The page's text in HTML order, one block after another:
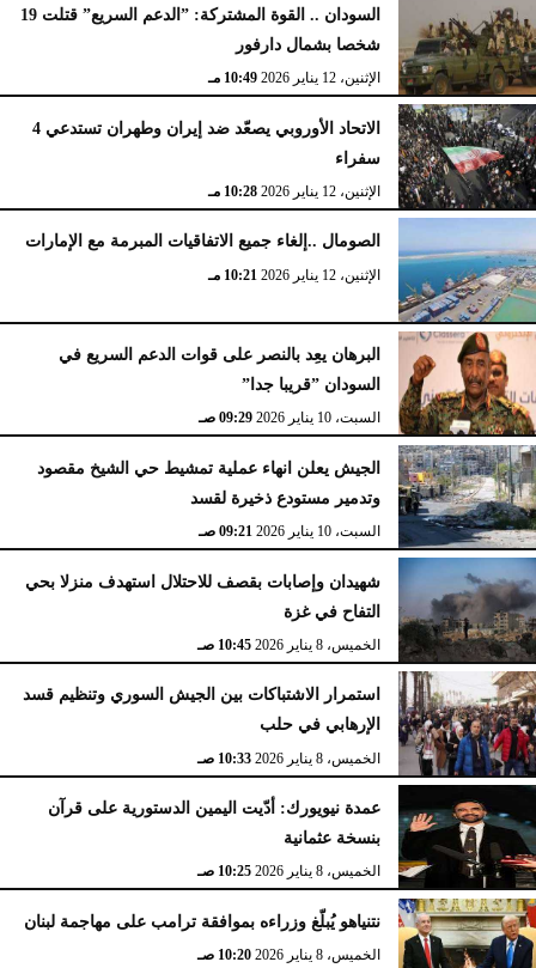
السودان .. القوة المشتركة: ”الدعم السريع” قتلت 19
شخصا بشمال دارفور
الإثنين، 12 يناير 2026 10:49 مـ
الاتحاد الأوروبي يصعّد ضد إيران وطهران تستدعي 4
سفراء
الإثنين، 12 يناير 2026 10:28 مـ
الصومال ..إلغاء جميع الاتفاقيات المبرمة مع الإمارات
الإثنين، 12 يناير 2026 10:21 مـ
البرهان يعِد بالنصر على قوات الدعم السريع في
السودان ”قريبا جدا”
السبت، 10 يناير 2026 09:29 صـ
الجيش يعلن انهاء عملية تمشيط حي الشيخ مقصود
وتدمير مستودع ذخيرة لقسد
السبت، 10 يناير 2026 09:21 صـ
شهيدان وإصابات بقصف للاحتلال استهدف منزلا بحي
التفاح في غزة
الخميس، 8 يناير 2026 10:45 صـ
استمرار الاشتباكات بين الجيش السوري وتنظيم قسد
الإرهابي في حلب
الخميس، 8 يناير 2026 10:33 صـ
عمدة نيويورك: أدّيت اليمين الدستورية على قرآن
بنسخة عثمانية
الخميس، 8 يناير 2026 10:25 صـ
نتنياهو يُبلّغ وزراءه بموافقة ترامب على مهاجمة لبنان
الخميس، 8 يناير 2026 10:20 صـ